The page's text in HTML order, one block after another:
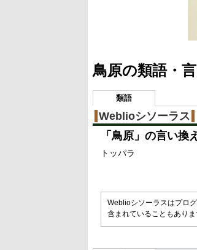
鳥原の類語・
類語
Weblioシソーラス
「 鳥原 」の言い換
トッパラ
Weblioシソーラスはプロ
含まれていることもあり